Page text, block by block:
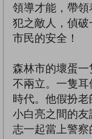
領導才能，帶
犯之敵人，偵
市民的安全！
森林市的壞蛋
不兩立。一隻
時代。他假扮
小白亮之間的
志一起當上警